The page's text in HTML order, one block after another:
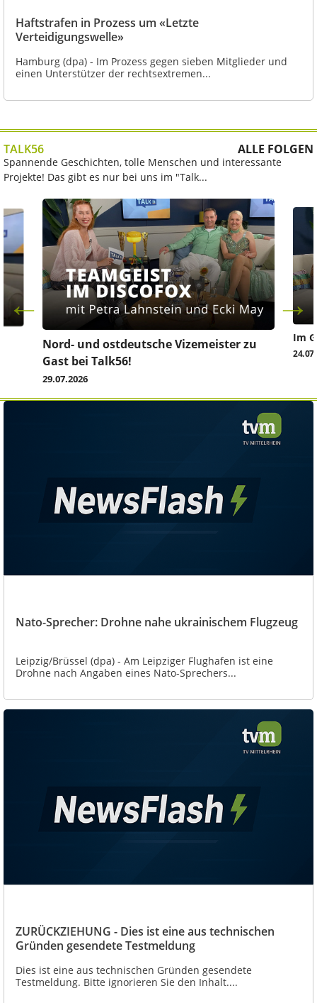
Haftstrafen in Prozess um «Letzte
Verteidigungswelle»
Hamburg (dpa) - Im Prozess gegen sieben Mitglieder und
einen Unterstützer der rechtsextremen...
TALK56 ALLE FOLGEN
Spannende Geschichten, tolle Menschen und interessante
Projekte! Das gibt es nur bei uns im "Talk...
Nord- und ostdeutsche Vizemeister zu
Gast bei Talk56!
29.07.2026
Im
Nato-Sprecher: Drohne nahe ukrainischem Flugzeug
Leipzig/Brüssel (dpa) - Am Leipziger Flughafen ist eine
Drohne nach Angaben eines Nato-Sprechers...
ZURÜCKZIEHUNG - Dies ist eine aus technischen
Gründen gesendete Testmeldung
Dies ist eine aus technischen Gründen gesendete
Testmeldung. Bitte ignorieren Sie den Inhalt....